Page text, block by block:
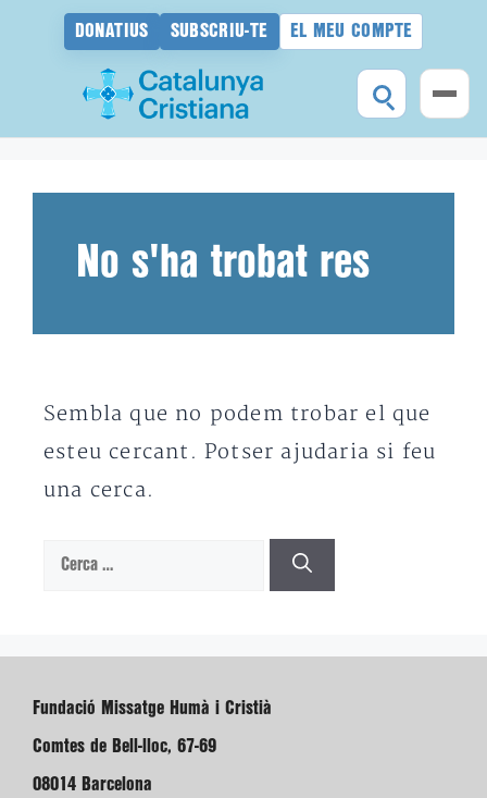
DONATIUS SUBSCRIU-TE EL MEU COMPTE
No s'ha trobat res
Sembla que no podem trobar el que
esteu cercant. Potser ajudaria si feu
una cerca.
Cerca:
Fundació Missatge Humà i Cristià
Comtes de Bell-lloc, 67-69
08014 Barcelona